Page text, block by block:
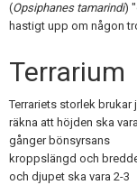
(Opsiphanes tamarindi)
hastigt upp om någon
Terrarium
Terrariets storlek brukar
räkna att höjden ska
gånger bönsyrsans
kroppslängd och
och djupet ska vara 2-3